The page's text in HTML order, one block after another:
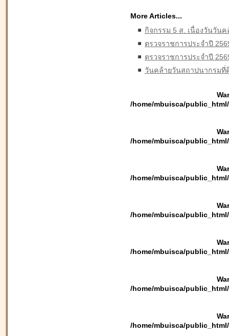
More Articles...
กิจกรรม 5 ส. เนื่องวันวัน
ตรวจราชการประจำปี
ตรวจราชการประจำปี
วันคล้ายวันสถาปนากรมที่
/home/mbuisca/
/home/mbuisca/
/home/mbuisca/
/home/mbuisca/
/home/mbuisca/
/home/mbuisca/
/home/mbuisca/